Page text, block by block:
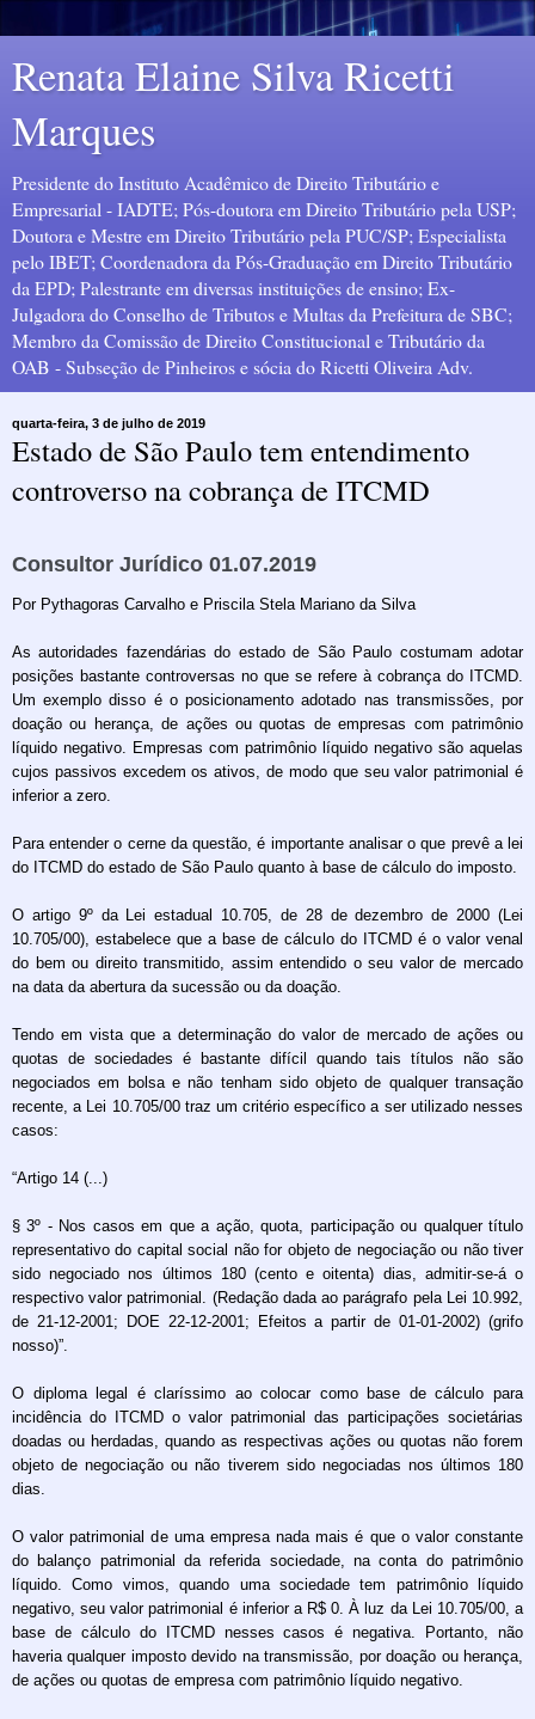
Renata Elaine Silva Ricetti
Marques
Presidente do Instituto Acadêmico de Direito Tributário e
Empresarial - IADTE; Pós-doutora em Direito Tributário pela USP;
Doutora e Mestre em Direito Tributário pela PUC/SP; Especialista
pelo IBET; Coordenadora da Pós-Graduação em Direito Tributário
da EPD; Palestrante em diversas instituições de ensino; Ex-
Julgadora do Conselho de Tributos e Multas da Prefeitura de SBC;
Membro da Comissão de Direito Constitucional e Tributário da
OAB - Subseção de Pinheiros e sócia do Ricetti Oliveira Adv.
quarta-feira, 3 de julho de 2019
Estado de São Paulo tem entendimento
controverso na cobrança de ITCMD
Consultor Jurídico 01.07.2019
Por Pythagoras Carvalho e Priscila Stela Mariano da Silva
As autoridades fazendárias do estado de São Paulo costumam adotar
posições bastante controversas no que se refere à cobrança do ITCMD.
Um exemplo disso é o posicionamento adotado nas transmissões, por
doação ou herança, de ações ou quotas de empresas com patrimônio
líquido negativo. Empresas com patrimônio líquido negativo são aquelas
cujos passivos excedem os ativos, de modo que seu valor patrimonial é
inferior a zero.
Para entender o cerne da questão, é importante analisar o que prevê a lei
do ITCMD do estado de São Paulo quanto à base de cálculo do imposto.
O artigo 9º da Lei estadual 10.705, de 28 de dezembro de 2000 (Lei
10.705/00), estabelece que a base de cálculo do ITCMD é o valor venal
do bem ou direito transmitido, assim entendido o seu valor de mercado
na data da abertura da sucessão ou da doação.
Tendo em vista que a determinação do valor de mercado de ações ou
quotas de sociedades é bastante difícil quando tais títulos não são
negociados em bolsa e não tenham sido objeto de qualquer transação
recente, a Lei 10.705/00 traz um critério específico a ser utilizado nesses
casos:
“Artigo 14 (...)
§ 3º - Nos casos em que a ação, quota, participação ou qualquer título
representativo do capital social não for objeto de negociação ou não tiver
sido negociado nos últimos 180 (cento e oitenta) dias, admitir-se-á o
respectivo valor patrimonial. (Redação dada ao parágrafo pela Lei 10.992,
de 21-12-2001; DOE 22-12-2001; Efeitos a partir de 01-01-2002) (grifo
nosso)”.
O diploma legal é claríssimo ao colocar como base de cálculo para
incidência do ITCMD o valor patrimonial das participações societárias
doadas ou herdadas, quando as respectivas ações ou quotas não forem
objeto de negociação ou não tiverem sido negociadas nos últimos 180
dias.
O valor patrimonial de uma empresa nada mais é que o valor constante
do balanço patrimonial da referida sociedade, na conta do patrimônio
líquido. Como vimos, quando uma sociedade tem patrimônio líquido
negativo, seu valor patrimonial é inferior a R$ 0. À luz da Lei 10.705/00, a
base de cálculo do ITCMD nesses casos é negativa. Portanto, não
haveria qualquer imposto devido na transmissão, por doação ou herança,
de ações ou quotas de empresa com patrimônio líquido negativo.